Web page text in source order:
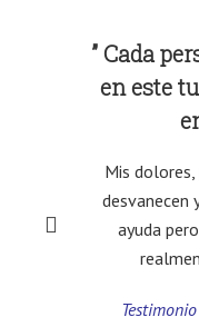
” Cada
en este
Mis dolores,
desvanecen
ayuda